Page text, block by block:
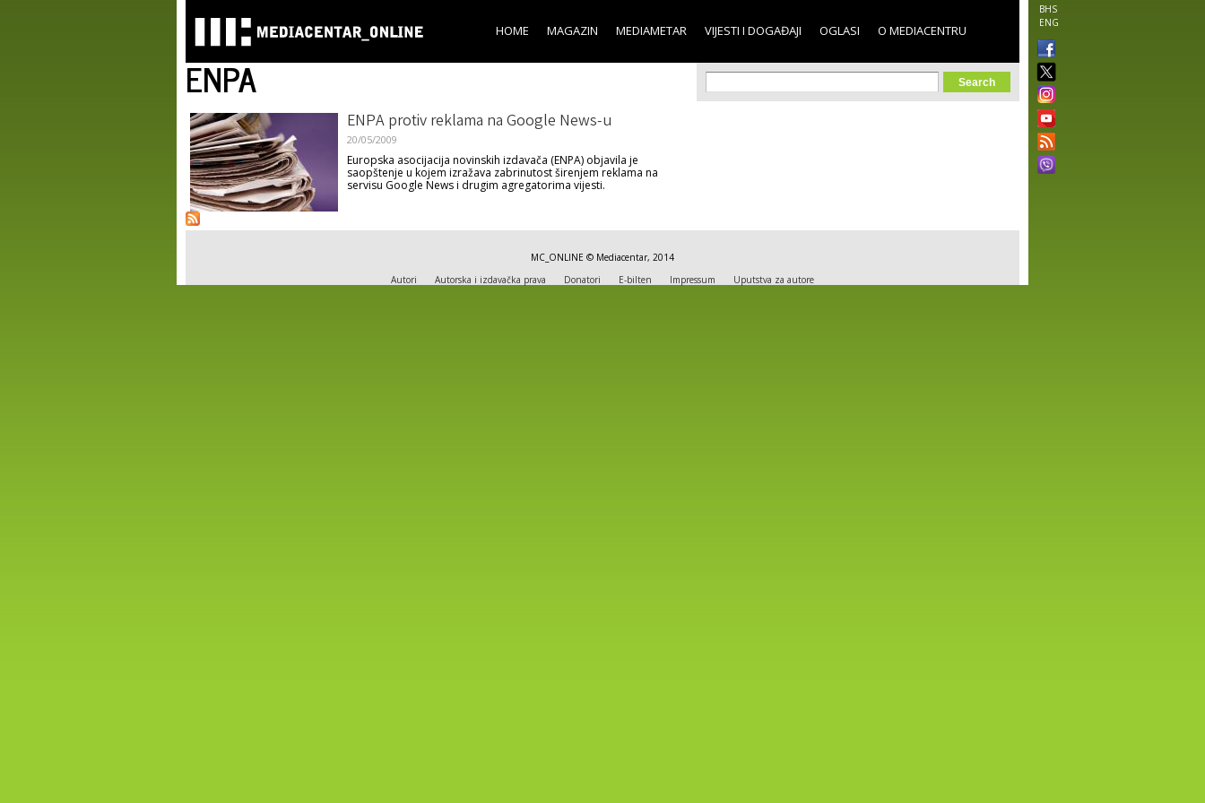
main
content
BHS
ENG
HOME MAGAZIN MEDIAMETAR VIJESTI I DOGAĐAJI OGLASI O MEDIACENTRU
ENPA
ENPA protiv reklama na Google News-u
20/05/2009
Europska asocijacija novinskih izdavača (ENPA) objavila je
saopštenje u kojem izražava zabrinutost širenjem reklama na
servisu Google News i drugim agregatorima vijesti.
Search form
Search
MC_ONLINE © Mediacentar, 2014
Autori
Autorska i izdavačka prava Donatori E-bilten Impressum Uputstva za autore